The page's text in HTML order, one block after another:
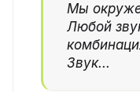
Мы
Любой
Звук...